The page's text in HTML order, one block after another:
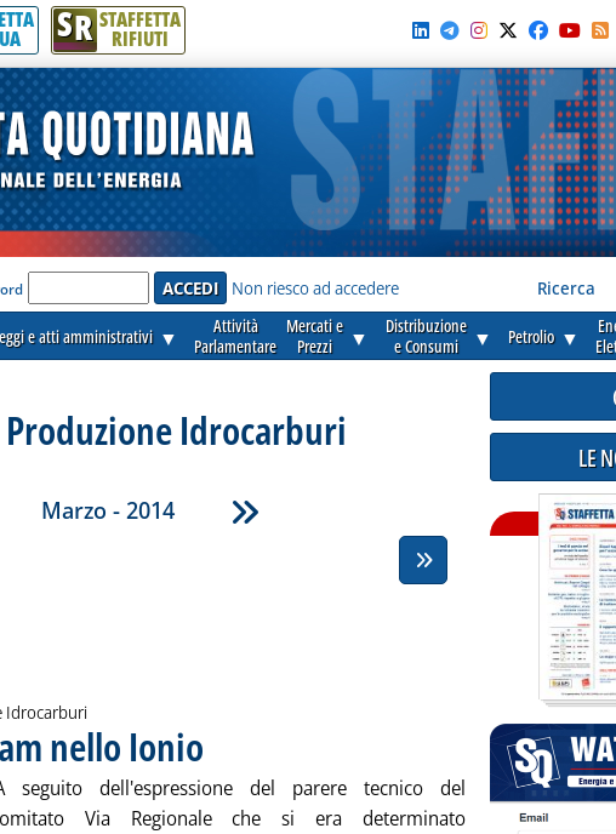
SR STAFFETTA
RIFIUTI
Non riesco ad accedere Ricerca
e atti amministrativi ▼
Attività
Parlamentare
Mercati e
Prezzi
▼
Distribuzione
e Consumi
▼ Petrolio ▼
Produzione Idrocarburi
Marzo - 2014
Idrocarburi
nello Ionio
seguito dell'espressione del parere tecnico del
Via Regionale che si era determinato
LE